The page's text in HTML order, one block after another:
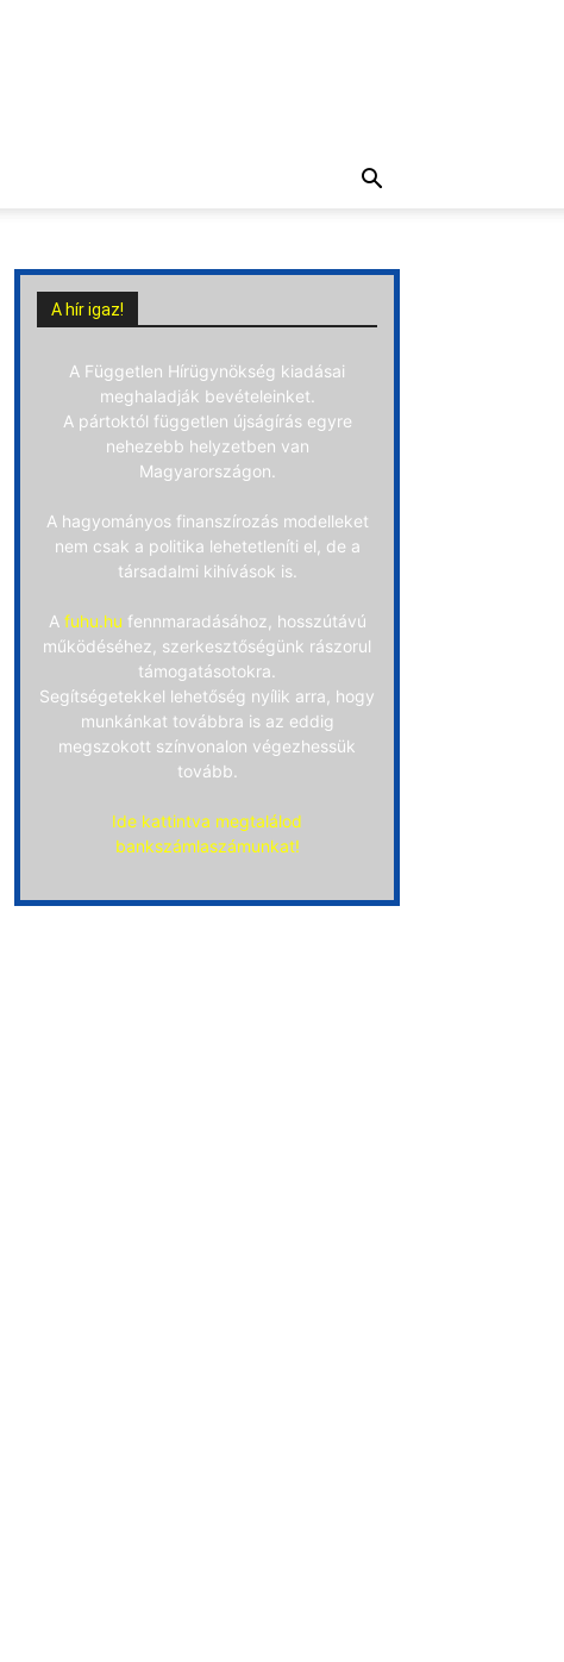
A hír igaz!
A Független Hírügynökség kiadásai
meghaladják bevételeinket.
A pártoktól független újságírás egyre
nehezebb helyzetben van
Magyarországon.
A hagyományos finanszírozás modelleket
nem csak a politika lehetetleníti el, de a
társadalmi kihívások is.
A fuhu.hu fennmaradásához, hosszútávú
működéséhez, szerkesztőségünk rászorul
támogatásotokra.
Segítségetekkel lehetőség nyílik arra, hogy
munkánkat továbbra is az eddig
megszokott színvonalon végezhessük
tovább.
Ide kattintva megtalálod
bankszámlaszámunkat!